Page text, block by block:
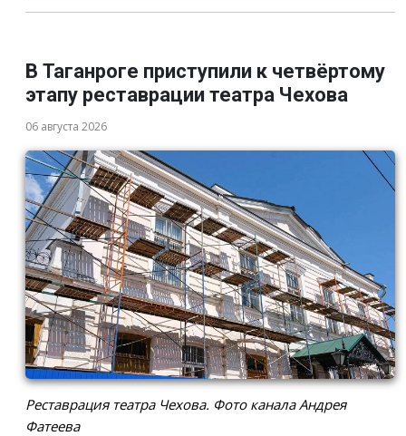
В Таганроге приступили к четвёртому
этапу реставрации театра Чехова
06 августа 2026
Реставрация театра Чехова. Фото канала Андрея
Фатеева